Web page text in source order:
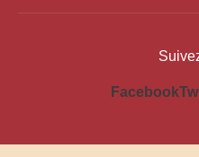
Facebook